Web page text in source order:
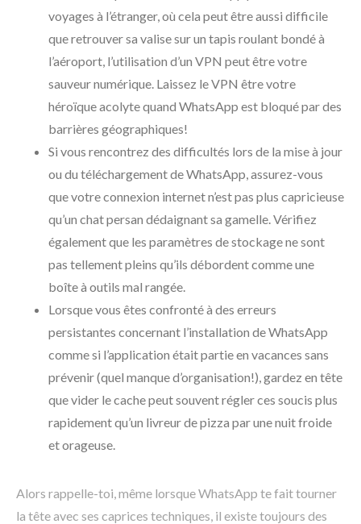
voyages à l’étranger, où cela peut être aussi difficile
que retrouver sa valise sur un tapis roulant bondé à
l’aéroport, l’utilisation d’un VPN peut être votre
sauveur numérique. Laissez le VPN être votre
héroïque acolyte quand WhatsApp est bloqué par des
barrières géographiques!
Si vous rencontrez des difficultés lors de la mise à jour
ou du téléchargement de WhatsApp, assurez-vous
que votre connexion internet n’est pas plus capricieuse
qu’un chat persan dédaignant sa gamelle. Vérifiez
également que les paramètres de stockage ne sont
pas tellement pleins qu’ils débordent comme une
boîte à outils mal rangée.
Lorsque vous êtes confronté à des erreurs
persistantes concernant l’installation de WhatsApp
comme si l’application était partie en vacances sans
prévenir (quel manque d’organisation!), gardez en tête
que vider le cache peut souvent régler ces soucis plus
rapidement qu’un livreur de pizza par une nuit froide
et orageuse.
Alors rappelle-toi, même lorsque WhatsApp te fait tourner
la tête avec ses caprices techniques, il existe toujours des